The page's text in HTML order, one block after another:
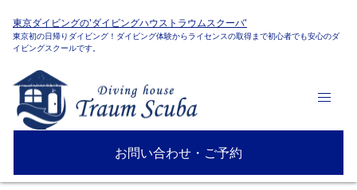
東京ダイビングの'ダイビングハウストラウムスクーバ'
東京初の日帰りダイビング！ダイビング体験からライセンスの取得まで初心者でも安心のダ
イビングスクールです。
お問い合わせ・ご予約